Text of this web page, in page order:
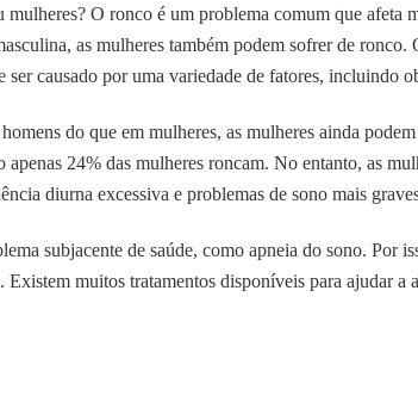
O ronco é um problema comum que afeta
as mulheres também podem sofrer de
ser causado por uma variedade de fatores, incluindo
do que em mulheres, as mulheres ainda
24% das mulheres roncam. No entanto, as
diurna excessiva e problemas de sono mais
subjacente de saúde, como apneia do sono. Por
Existem muitos tratamentos disponíveis para ajudar